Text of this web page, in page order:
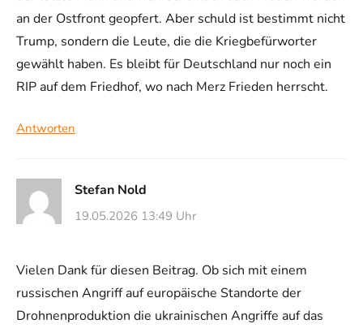
an der Ostfront geopfert. Aber schuld ist bestimmt nicht
Trump, sondern die Leute, die die Kriegbefürworter
gewählt haben. Es bleibt für Deutschland nur noch ein
RIP auf dem Friedhof, wo nach Merz Frieden herrscht.
Antworten
Stefan Nold
19.05.2026 13:49 Uhr
Vielen Dank für diesen Beitrag. Ob sich mit einem
russischen Angriff auf europäische Standorte der
Drohnenproduktion die ukrainischen Angriffe auf das